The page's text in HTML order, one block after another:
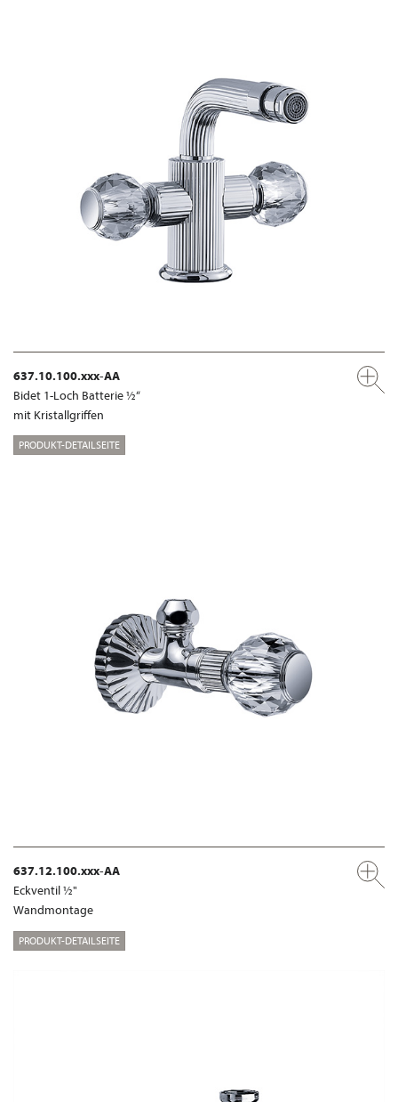
637.10.100.xxx-AA
Bidet 1-Loch Batterie ½“
mit Kristallgriffen
PRODUKT-DETAILSEITE
637.12.100.xxx-AA
Eckventil ½"
Wandmontage
PRODUKT-DETAILSEITE